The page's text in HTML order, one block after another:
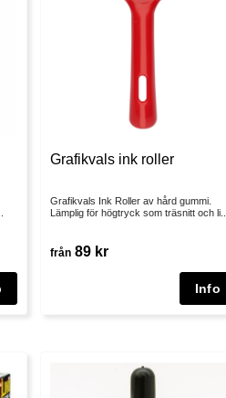
Grafikvals ink roller
Grafikvals Ink Roller av hård gummi.
Lämplig för högtryck som träsnitt och li...
från 89 kr